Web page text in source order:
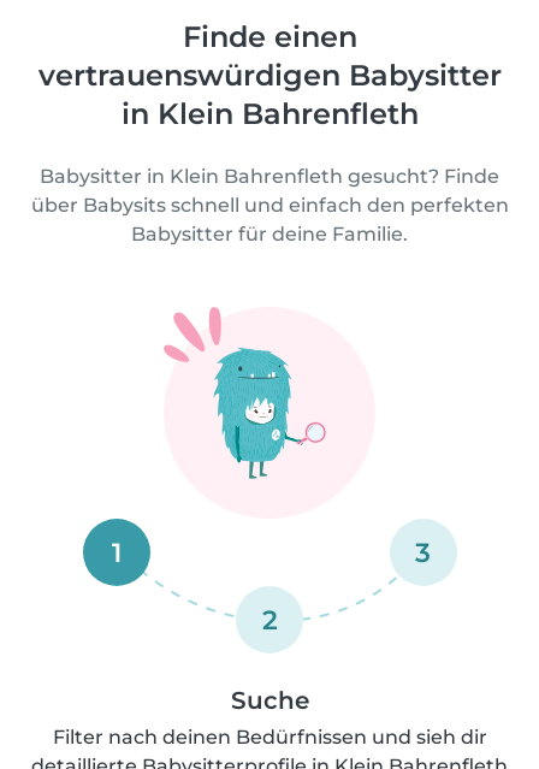
Finde einen
vertrauenswürdigen Babysitter
in Klein Bahrenfleth
Babysitter in Klein Bahrenfleth gesucht? Finde
über Babysits schnell und einfach den perfekten
Babysitter für deine Familie.
1
2
3
Suche
Filter nach deinen Bedürfnissen und sieh dir